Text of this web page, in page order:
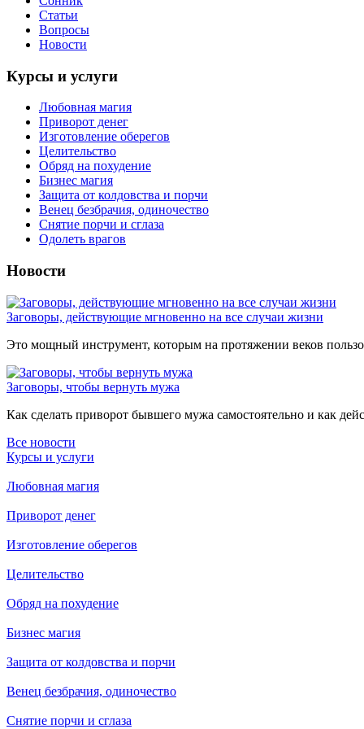
Статьи
Вопросы
Новости
Курсы и услуги
Любовная магия
Приворот денег
Изготовление оберегов
Целительство
Обряд на похудение
Бизнес магия
Защита от колдовства и порчи
Венец безбрачия, одиночество
Снятие порчи и сглаза
Одолеть врагов
Новости
Заговоры, действующие мгновенно на все случаи жизни
Это мощный инструмент, которым на протяжении веков
Заговоры, чтобы вернуть мужа
Как сделать приворот бывшего мужа самостоятельно и как
Все новости
Курсы и услуги
Любовная магия
Приворот денег
Изготовление оберегов
Целительство
Обряд на похудение
Бизнес магия
Защита от колдовства и порчи
Венец безбрачия, одиночество
Снятие порчи и сглаза